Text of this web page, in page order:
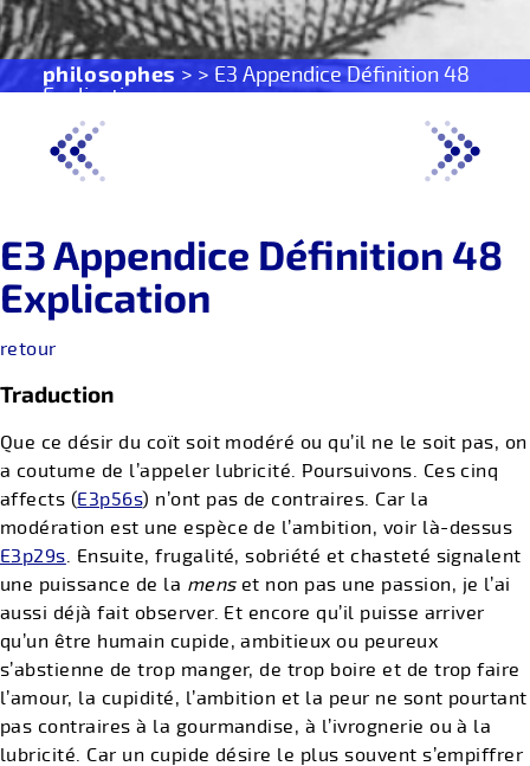
philosophes > > E3 Appendice Définition 48
Explication
E3 Appendice Définition 48
Explication
retour
Traduction
Que ce désir du coït soit modéré ou qu’il ne le soit pas, on
a coutume de l’appeler lubricité. Poursuivons. Ces cinq
affects (E3p56s) n’ont pas de contraires. Car la
modération est une espèce de l’ambition, voir là-dessus
E3p29s . Ensuite, frugalité, sobriété et chasteté signalent
une puissance de la menset non pas une passion, je l’ai
aussi déjà fait observer. Et encore qu’il puisse arriver
qu’un être humain cupide, ambitieux ou peureux
s’abstienne de trop manger, de trop boire et de trop faire
l’amour, la cupidité, l’ambition et la peur ne sont pourtant
pas contraires à la gourmandise, à l’ivrognerie ou à la
lubricité. Car un cupide désire le plus souvent s’empiffrer